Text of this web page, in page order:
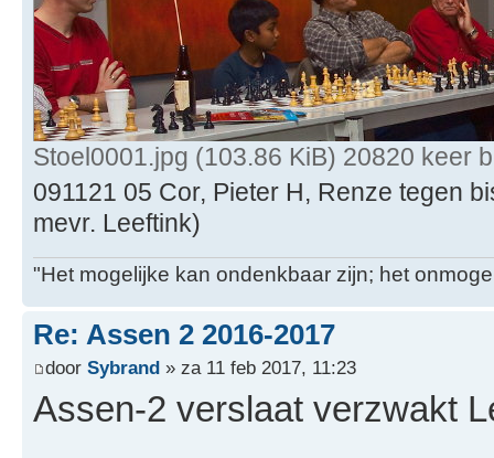
Stoel0001.jpg (103.86 KiB) 20820 keer
091121 05 Cor, Pieter H, Renze tegen
mevr. Leeftink)
"Het mogelijke kan ondenkbaar zijn; het
Re: Assen 2 2016-2017
door Sybrand » za 11 feb 2017, 11:23
Assen-2 verslaat verzwakt